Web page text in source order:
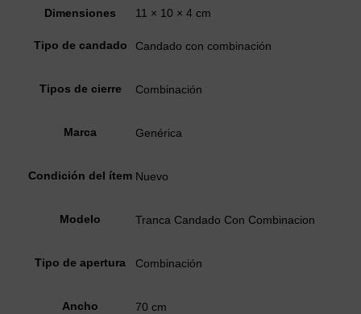
Dimensiones
11 × 10 × 4 cm
Tipo de candado Candado con combinación
Tipos de cierre Combinación
Marca Genérica
Condición del ítem Nuevo
Modelo Tranca Candado Con Combinacion
Tipo de apertura Combinación
Ancho 70 cm